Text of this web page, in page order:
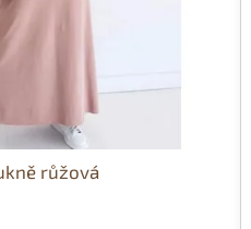
růžová